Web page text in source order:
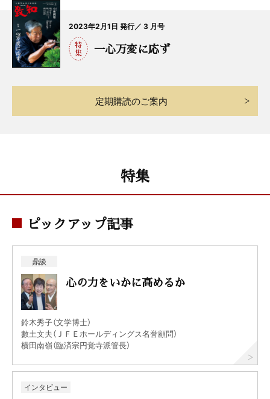
2023年2月1日 発行／ 3 月号
一心万変に応ず
定期購読のご案内
特集
ピックアップ記事
鼎談
心の力をいかに高めるか
鈴木秀子（文学博士）
數土文夫（ＪＦＥホールディングス名誉顧問）
横田南嶺（臨済宗円覚寺派管長）
インタビュー